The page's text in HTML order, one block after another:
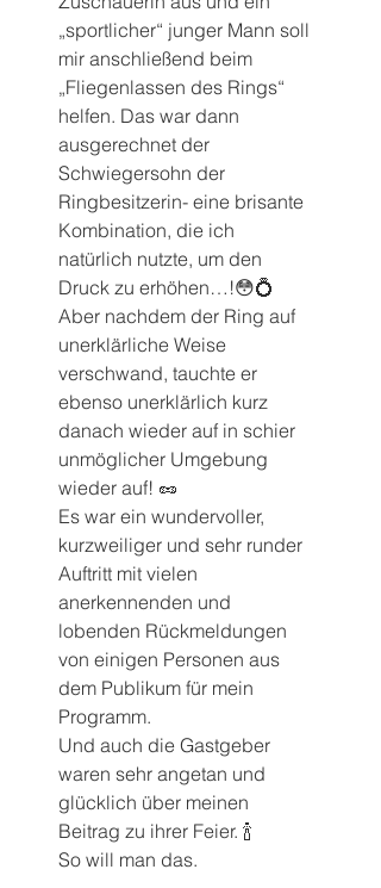
„sportlicher“ junger Mann soll
mir anschließend beim
„Fliegenlassen des Rings“
helfen. Das war dann
ausgerechnet der
Schwiegersohn der
Ringbesitzerin- eine brisante
Kombination, die ich
natürlich nutzte, um den
Druck zu erhöhen…!😳💍
Aber nachdem der Ring auf
unerklärliche Weise
verschwand, tauchte er
ebenso unerklärlich kurz
danach wieder auf in schier
unmöglicher Umgebung
wieder auf! 🥜
Es war ein wundervoller,
kurzweiliger und sehr runder
Auftritt mit vielen
anerkennenden und
lobenden Rückmeldungen
von einigen Personen aus
dem Publikum für mein
Programm.
Und auch die Gastgeber
waren sehr angetan und
glücklich über meinen
Beitrag zu ihrer Feier. 🍾
So will man das.